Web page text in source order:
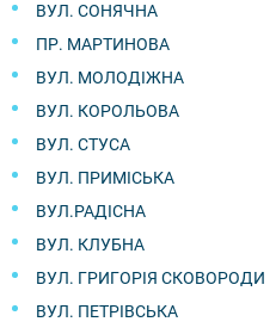
ВУЛ. СОНЯЧНА
ПР. МАРТИНОВА
ВУЛ. МОЛОДІЖНА
ВУЛ. КОРОЛЬОВА
ВУЛ. СТУСА
ВУЛ. ПРИМІСЬКА
ВУЛ.РАДІСНА
ВУЛ. КЛУБНА
ВУЛ. ГРИГОРІЯ СКОВОРОДИ
ВУЛ. ПЕТРІВСЬКА